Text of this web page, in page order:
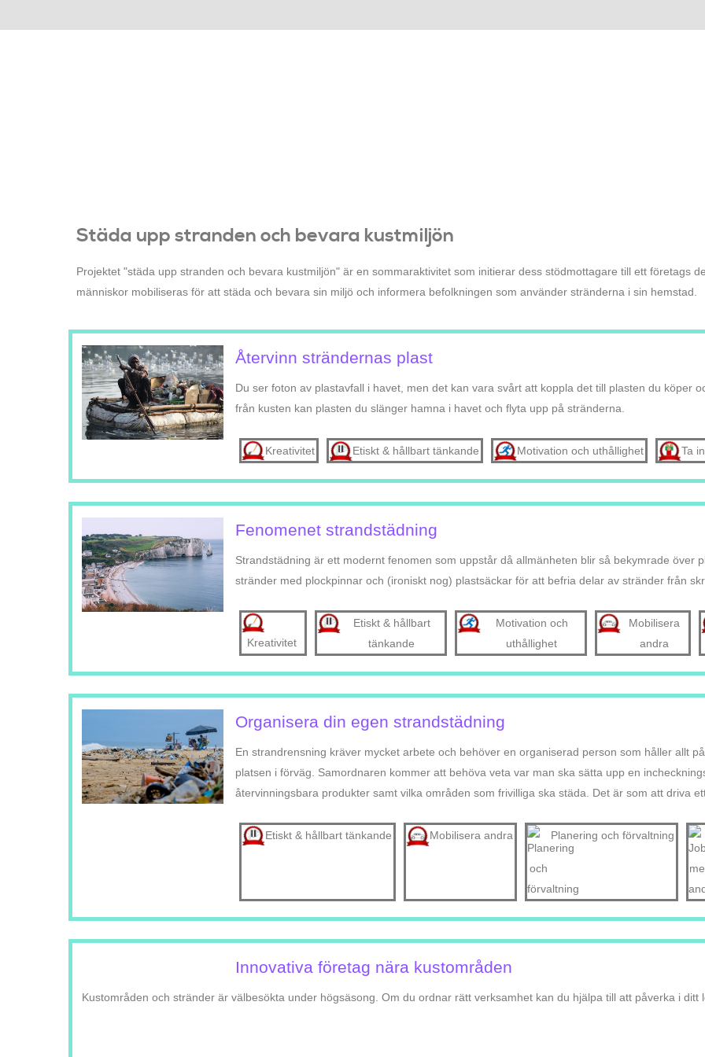
Städa upp stranden och bevara kustmiljön
Projektet "städa upp stranden och bevara kustmiljön" är en sommaraktivitet som initierar dess stödmottagare till ett företags
människor mobiliseras för att städa och bevara sin miljö och informera befolkningen som använder stränderna i sin hemstad.
Återvinn strändernas plast
Du ser foton av plastavfall i havet, men det kan vara svårt att koppla det till plasten du köper
från kusten kan plasten du slänger hamna i havet och flyta upp på stränderna.
Kreativitet Etiskt & hållbart tänkande Motivation och uthållighet Ta
Fenomenet strandstädning
Strandstädning är ett modernt fenomen som uppstår då allmänheten blir så bekymrade över
stränder med plockpinnar och (ironiskt nog) plastsäckar för att befria delar av stränder från
Kreativitet
Etiskt & hållbart
tänkande
Motivation och
uthållighet
Mobilisera
andra
Organisera din egen strandstädning
En strandrensning kräver mycket arbete och behöver en organiserad person som håller allt
platsen i förväg. Samordnaren kommer att behöva veta var man ska sätta upp en
återvinningsbara produkter samt vilka områden som frivilliga ska städa. Det är som att driva
Etiskt & hållbart tänkande Mobilisera andra Planering och förvaltning
Innovativa företag nära kustområden
Kustområden och stränder är välbesökta under högsäsong. Om du ordnar rätt verksamhet kan du hjälpa till att påverka i ditt